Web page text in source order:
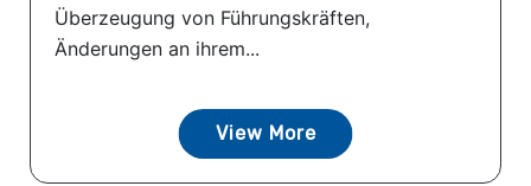
Überzeugung von Führungskräften,
Änderungen an ihrem...
View More